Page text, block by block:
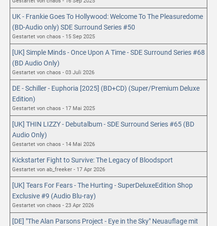
UK - Frankie Goes To Hollywood: Welcome To The Pleasuredome
(BD-Audio only) SDE Surround Series #50
Gestartet von chaos - 15 Sep 2025
[UK] Simple Minds - Once Upon A Time - SDE Surround Series #68
(BD Audio Only)
Gestartet von chaos - 03 Juli 2026
DE - Schiller - Euphoria [2025] (BD+CD) (Super/Premium Deluxe
Edition)
Gestartet von chaos - 17 Mai 2025
[UK] THIN LIZZY - Debutalbum - SDE Surround Series #65 (BD
Audio Only)
Gestartet von chaos - 14 Mai 2026
Kickstarter Fight to Survive: The Legacy of Bloodsport
Gestartet von ab_freeker - 17 Apr 2026
[UK] Tears For Fears - The Hurting - SuperDeluxeEdition Shop
Exclusive #9 (Audio Blu-ray)
Gestartet von chaos - 23 Apr 2026
[DE] "The Alan Parsons Project - Eye in the Sky" Neuauflage mit